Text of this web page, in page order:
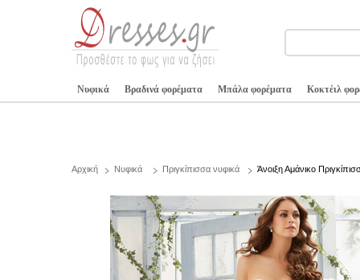
Νυφικά Βραδινά φορέματα Μπάλα φορέματα Κοκτέιλ
Αρχική Νυφικά Πριγκίπισσα νυφικά Άνοιξη Αμάνικο